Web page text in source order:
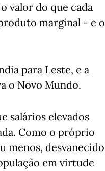
valor do que cada
marginal - e o
para Leste, e a
o Novo Mundo.
salários elevados
Como o próprio
menos, desvanecido
em virtude